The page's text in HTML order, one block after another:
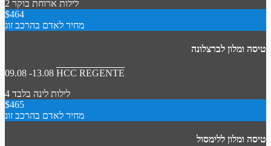
2 לילות ארוחת בוקר
$464
מחיר לאדם בהרכב זוג
טיסה ומלון לברצלונה
09.08 -13.08 HCC REGENTE
4 לילות לינה בלבד
$465
מחיר לאדם בהרכב זוג
טיסה ומלון ללימסול